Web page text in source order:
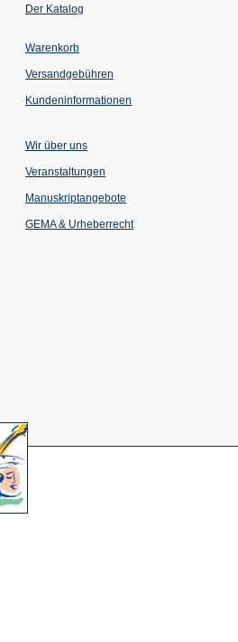
Der Katalog
Warenkorb
Versandgebühren
Kundeninformationen
Wir über uns
Veranstaltungen
einem
Tab)
Manuskriptangebote
GEMA & Urheberrecht
(Öffnet
in